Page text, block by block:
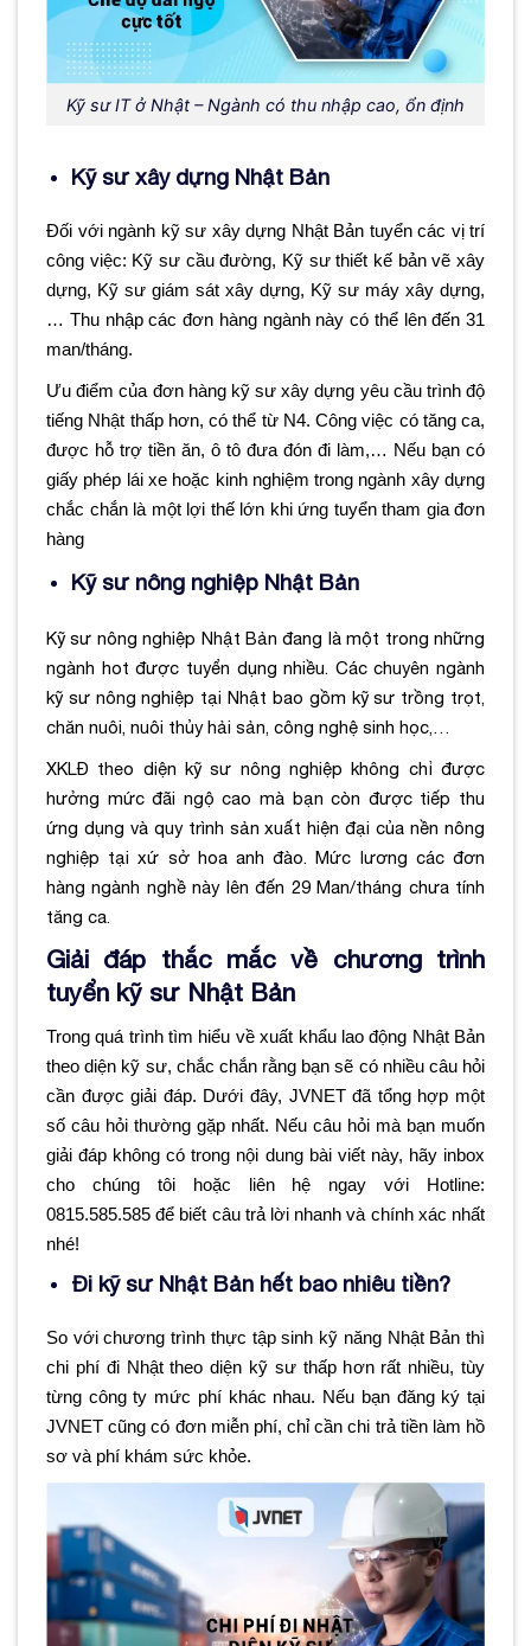
Kỹ sư IT ở Nhật – Ngành có thu nhập cao, ổn định
Kỹ sư xây dựng Nhật Bản
Đối với ngành kỹ sư xây dựng Nhật Bản tuyển các vị trí
công việc: Kỹ sư cầu đường, Kỹ sư thiết kế bản vẽ xây
dựng, Kỹ sư giám sát xây dựng, Kỹ sư máy xây dựng,
… Thu nhập các đơn hàng ngành này có thể lên đến 31
man/tháng.
Ưu điểm của đơn hàng kỹ sư xây dựng yêu cầu trình độ
tiếng Nhật thấp hơn, có thể từ N4. Công việc có tăng ca,
được hỗ trợ tiền ăn, ô tô đưa đón đi làm,… Nếu bạn có
giấy phép lái xe hoặc kinh nghiệm trong ngành xây dựng
chắc chắn là một lợi thế lớn khi ứng tuyển tham gia đơn
hàng
Kỹ sư nông nghiệp Nhật Bản
Kỹ sư nông nghiệp Nhật Bản đang là một trong những
ngành hot được tuyển dụng nhiều. Các chuyên ngành
kỹ sư nông nghiệp tại Nhật bao gồm kỹ sư trồng trọt,
chăn nuôi, nuôi thủy hải sản, công nghệ sinh học,…
XKLĐ theo diện kỹ sư nông nghiệp không chỉ được
hưởng mức đãi ngộ cao mà bạn còn được tiếp thu
ứng dụng và quy trình sản xuất hiện đại của nền nông
nghiệp tại xứ sở hoa anh đào. Mức lương các đơn
hàng ngành nghề này lên đến 29 Man/tháng chưa tính
tăng ca.
Giải đáp thắc mắc về chương trình
tuyển kỹ sư Nhật Bản
Trong quá trình tìm hiểu về xuất khẩu lao động Nhật Bản
theo diện kỹ sư, chắc chắn rằng bạn sẽ có nhiều câu hỏi
cần được giải đáp. Dưới đây, JVNET đã tổng hợp một
số câu hỏi thường gặp nhất. Nếu câu hỏi mà bạn muốn
giải đáp không có trong nội dung bài viết này, hãy inbox
cho chúng tôi hoặc liên hệ ngay với Hotline:
0815.585.585 để biết câu trả lời nhanh và chính xác nhất
nhé!
Đi kỹ sư Nhật Bản hết bao nhiêu tiền?
So với chương trình thực tập sinh kỹ năng Nhật Bản thì
chi phí đi Nhật theo diện kỹ sư thấp hơn rất nhiều, tùy
từng công ty mức phí khác nhau. Nếu bạn đăng ký tại
JVNET cũng có đơn miễn phí, chỉ cần chi trả tiền làm hồ
sơ và phí khám sức khỏe.